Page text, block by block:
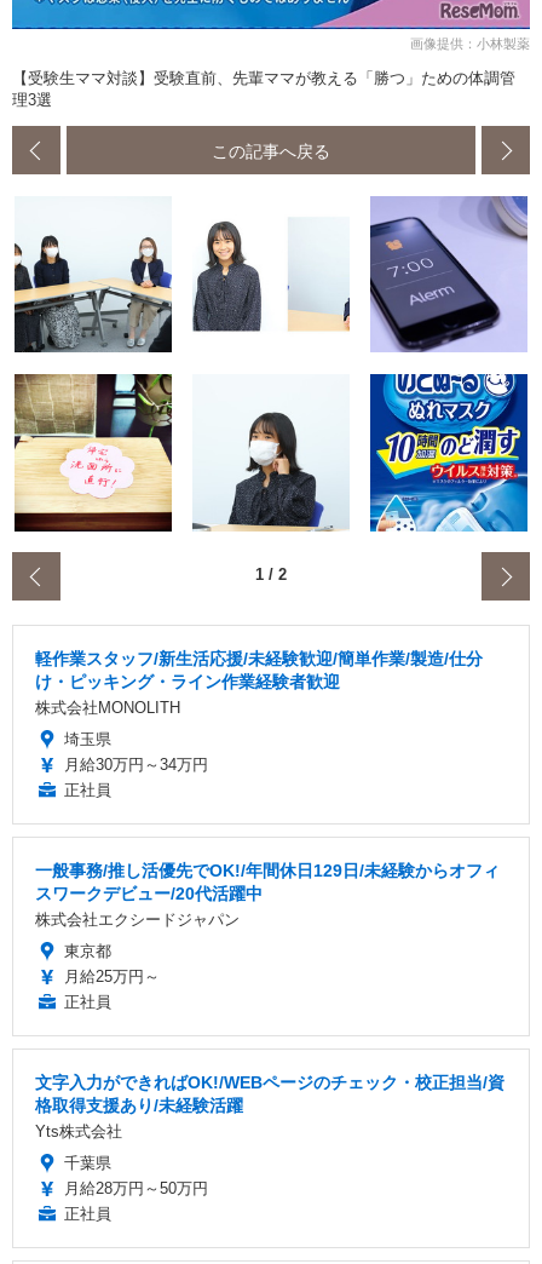
画像提供：小林製薬
【受験生ママ対談】受験直前、先輩ママが教える「勝つ」ための体調管
理3選
この記事へ戻る
1 / 2
軽作業スタッフ/新生活応援/未経験歓迎/簡単作業/製造/仕分
け・ピッキング・ライン作業経験者歓迎
株式会社MONOLITH
埼玉県
月給30万円～34万円
正社員
一般事務/推し活優先でOK!/年間休日129日/未経験からオフィ
スワークデビュー/20代活躍中
株式会社エクシードジャパン
東京都
月給25万円～
正社員
文字入力ができればOK!/WEBページのチェック・校正担当/資
格取得支援あり/未経験活躍
Yts株式会社
千葉県
月給28万円～50万円
正社員